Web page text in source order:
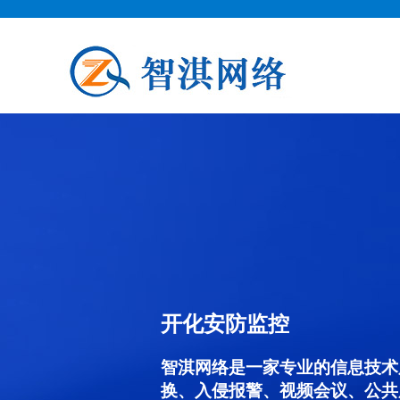
开化安防监控
智淇网络是一家专业的信息技
换、入侵报警、视频会议、公